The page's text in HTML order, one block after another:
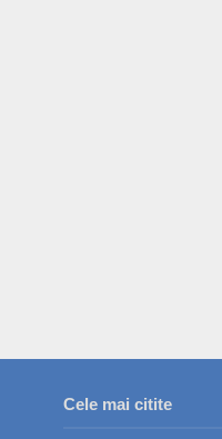
Cele mai citite